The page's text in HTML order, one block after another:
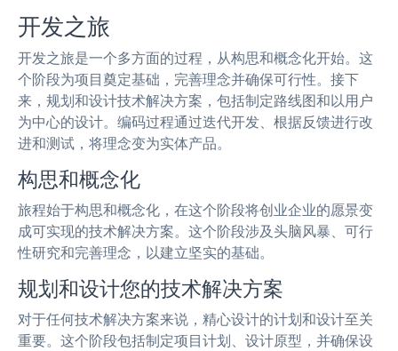
开发之旅
开发之旅是一个多方面的过程，从构思和概念化开始。这
个阶段为项目奠定基础，完善理念并确保可行性。接下
来，规划和设计技术解决方案，包括制定路线图和以用户
为中心的设计。编码过程通过迭代开发、根据反馈进行改
进和测试，将理念变为实体产品。
构思和概念化
旅程始于构思和概念化，在这个阶段将创业企业的愿景变
成可实现的技术解决方案。这个阶段涉及头脑风暴、可行
性研究和完善理念，以建立坚实的基础。
规划和设计您的技术解决方案
对于任何技术解决方案来说，精心设计的计划和设计至关
重要。这个阶段包括制定项目计划、设计原型，并确保设